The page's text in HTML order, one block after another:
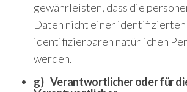
gewährleisten, dass die
Daten nicht einer
identifizierbaren natürlichen
werden.
g) Verantwortlicher oder für